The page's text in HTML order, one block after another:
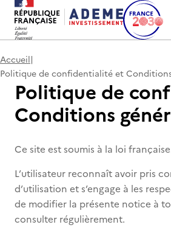
QUI SOMMES-NOUS ?
ACTUALITÉS
NOS TRANSACTIONS
EN FR
Accueil|
Politique de confidentialité et
Politique de
Conditions
Ce site est soumis à la loi
L’utilisateur reconnaît avoir pris
d’utilisation et s’engage à les
de modifier la présente notice à
consulter régulièrement.